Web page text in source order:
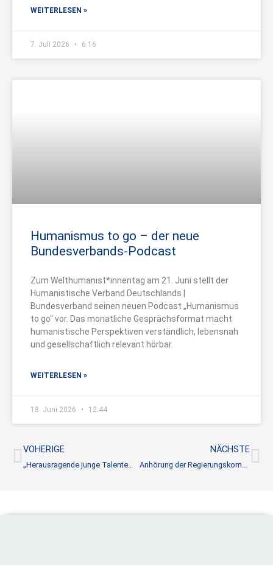
WEITERLESEN »
7. Juli 2026 6:16
Humanismus to go – der neue
Bundesverbands-Podcast
Zum Welthumanist*innentag am 21. Juni stellt der
Humanistische Verband Deutschlands |
Bundesverband seinen neuen Podcast „Humanismus
to go“ vor. Das monatliche Gesprächsformat macht
humanistische Perspektiven verständlich, lebensnah
und gesellschaftlich relevant hörbar.
WEITERLESEN »
18. Juni 2026 12:44
Zurück
VOHERIGE NÄCHSTE